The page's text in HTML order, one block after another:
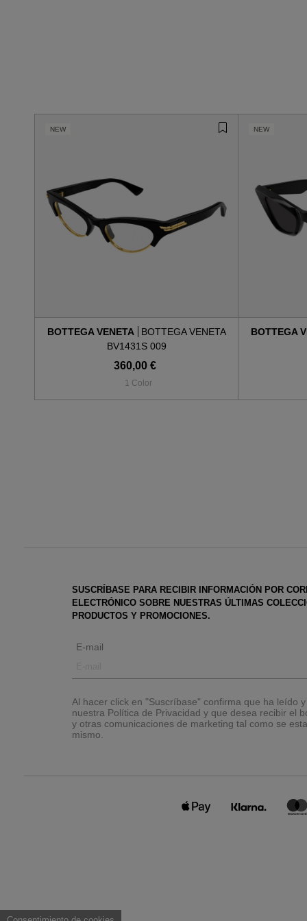
NEW
BOTTEGA VENETA
BOTTEGA VENETA
BV1431S 009
360,00 €
1 Color
NEW
BOTTEGA
SUSCRÍBASE PARA RECIBIR INFORMACIÓN POR
ELECTRÓNICO SOBRE NUESTRAS ÚLTIMAS
PRODUCTOS Y PROMOCIONES.
E-mail
Al hacer click en "Suscríbase" confirma que ha leído
nuestra Política de Privacidad y que desea recibir el
y otras comunicaciones de marketing tal como se
mismo.